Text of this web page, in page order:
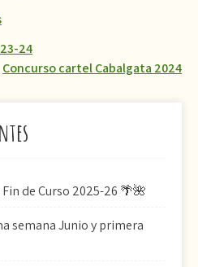
24
Concurso cartel Cabalgata 2024
de Curso 2025-26 🌴🌺
semana Junio y primera